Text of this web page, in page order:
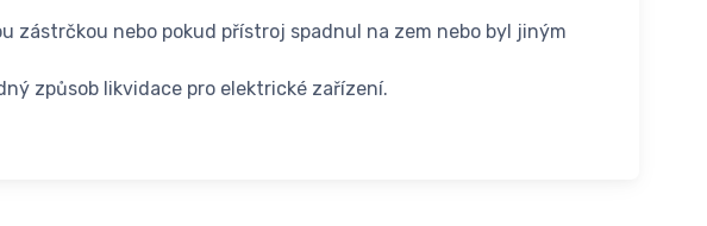
zástrčkou nebo pokud přístroj spadnul na zem nebo byl jiným
způsob likvidace pro elektrické zařízení.